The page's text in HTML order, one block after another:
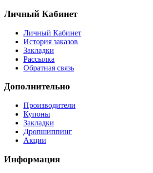
Личный Кабинет
Личный Кабинет
История заказов
Закладки
Рассылка
Обратная связь
Дополнительно
Производители
Купоны
Закладки
Дропшиппинг
Акции
Информация